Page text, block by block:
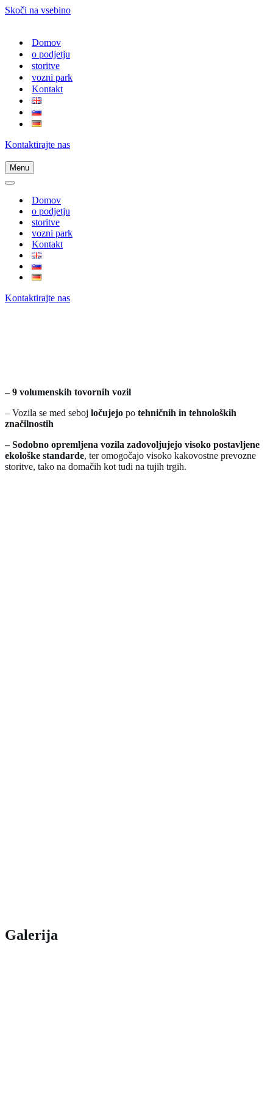
Skoči na vsebino
Domov
o podjetju
storitve
vozni park
Kontakt
Kontaktirajte nas
Menu
Navigacijski
Navigacijski
Domov
o podjetju
storitve
vozni park
Kontakt
Kontaktirajte nas
– 9 volumenskih tovornih vozil
– Vozila se med seboj ločujejo po tehničnih in tehnoloških
značilnostih
– Sodobno opremljena vozila zadovoljujejo visoko postavljene
ekološke standarde, ter omogočajo visoko kakovostne prevozne
storitve, tako na domačih kot tudi na tujih trgih.
Galerija